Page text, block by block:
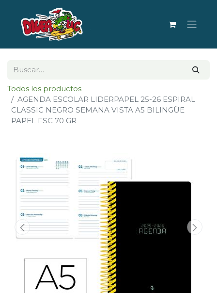
Todos los productos
AGENDA ESCOLAR LIDERPAPEL 25-26 ESPIRAL
CLASSIC NEGRO SEMANA VISTA A5 BILINGÜE
PAPEL FSC 70 GR